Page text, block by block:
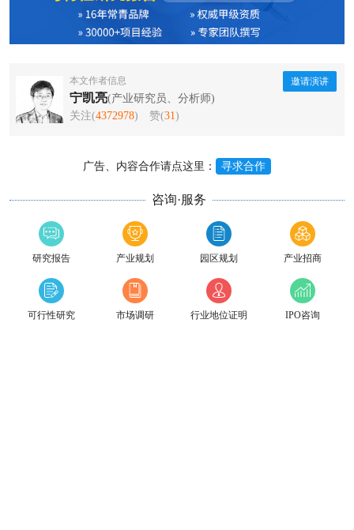
本文作者信息
宁凯亮(产业研究员、分析师)
关注(4372978) 赞(31)
邀请演讲
广告、内容合作请点这里： 寻求合作
咨询·服务
研究报告 产业规划 园区规划 产业招商
可行性研究 市场调研 行业地位证明 IPO咨询